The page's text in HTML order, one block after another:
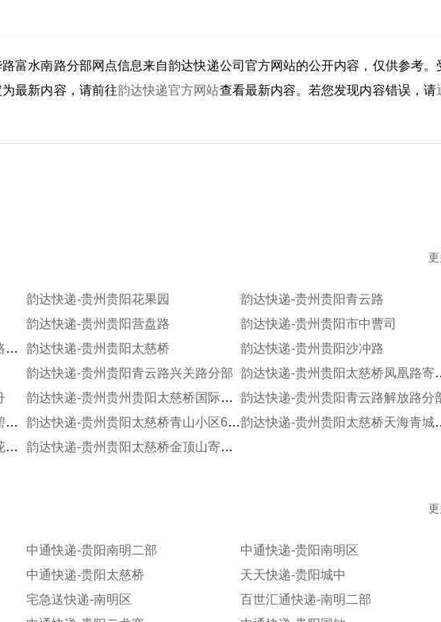
富水南路分部网点信息来自韵达快递公司官方网站的公开内容，仅供参考。
最新内容，请前往韵达快递官方网站查看最新内容。若您发现内容错误，请
韵达快递-贵州贵阳花果园
韵达快递-贵州贵阳青云路
韵达快递-贵州贵阳营盘路
韵达快递-贵州贵阳市中曹司
韵达快递-贵州贵阳青云路中华南路分部
韵达快递-贵州贵阳太慈桥
韵达快递-贵州贵阳沙冲路
韵达快递-贵州贵阳青云路兴关路分部
韵达快递
韵达快递-贵州贵州贵阳太慈桥国际城仓储分部
韵达快递-贵州贵阳青云路解放路分
韵达快递-贵州贵阳中曹司机场小碧乡服务分部
韵达快递-贵州贵阳太慈桥青山小区67栋寄存
韵达快递-
韵达快递-贵州贵阳太慈桥宏立城花果园寄存点
韵达快递-贵州贵阳太慈桥金顶山寄存点
中通快递-贵阳南明二部
中通快递-贵阳南明区
中通快递-贵阳太慈桥
天天快递-贵阳城中
宅急送快递-南明区
百世汇通快递-南明二部